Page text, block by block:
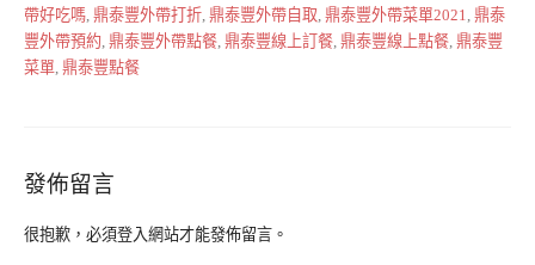
帶好吃嗎, 鼎泰豐外帶打折, 鼎泰豐外帶自取, 鼎泰豐外帶菜單2021, 鼎泰
豐外帶預約, 鼎泰豐外帶點餐, 鼎泰豐線上訂餐, 鼎泰豐線上點餐, 鼎泰豐
菜單, 鼎泰豐點餐
發佈留言
很抱歉，必須登入網站才能發佈留言。